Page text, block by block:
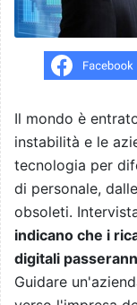
Il mondo è
instabilità e le
tecnologia per
di personale,
obsoleti.
indicano che i
digitali
Guidare